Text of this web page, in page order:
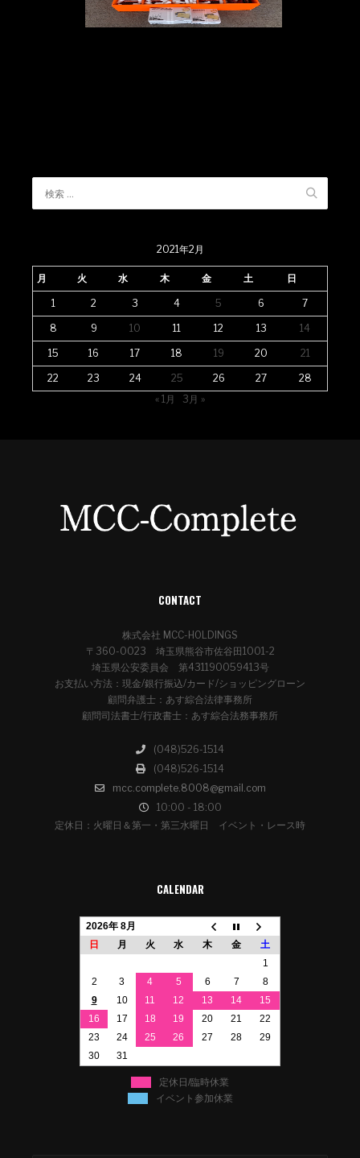
2021年2月
月 火 水 木 金 土 日
1 2 3 4 5 6 7
8 9 10 11 12 13 14
15 16 17 18 19 20 21
22 23 24 25 26 27
28
« 1月
3月 »
CONTACT
株式会社 MCC-HOLDINGS
〒360-0023 埼玉県熊谷市佐谷田1001-2
埼玉県公安委員会 第431190059413号
お支払い方法：現金/銀行振込/カード/ショッピングローン
顧問弁護士：あす綜合法律事務所
顧問司法書士/行政書士：あす綜合法務事務所
(048)526-1514
(048)526-1514
mcc.complete.8008@gmail.com
10:00 - 18:00
定休日：火曜日＆第一・第三水曜日 イベント・レース時
CALENDAR
2026年 8月
日
月 火 水 木 金
土
1
2
3 4 5 6 7
8
9
10 11 12 13 14
15
16
17 18 19 20 21
22
23
24 25 26 27 28
29
30
31
定休日/臨時休業
イベント参加休業